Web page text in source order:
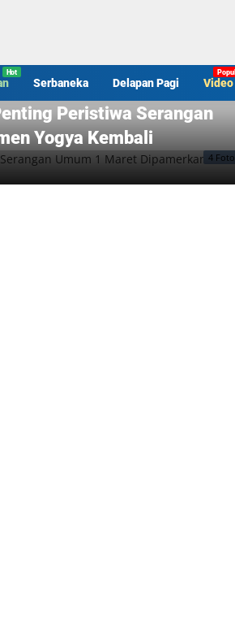
Serbaneka Delapan Pagi Video
4 Foto
Peristiwa Serangan
Yogya Kembali